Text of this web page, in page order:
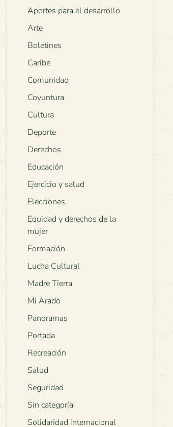
Aportes para el desarrollo
Arte
Boletines
Caribe
Comunidad
Coyuntura
Cultura
Deporte
Derechos
Educación
Ejercicio y salud
Elecciones
Equidad y derechos de la
mujer
Formación
Lucha Cultural
Madre Tierra
Mi Arado
Panoramas
Portada
Recreación
Salud
Seguridad
Sin categoría
Solidaridad internacional